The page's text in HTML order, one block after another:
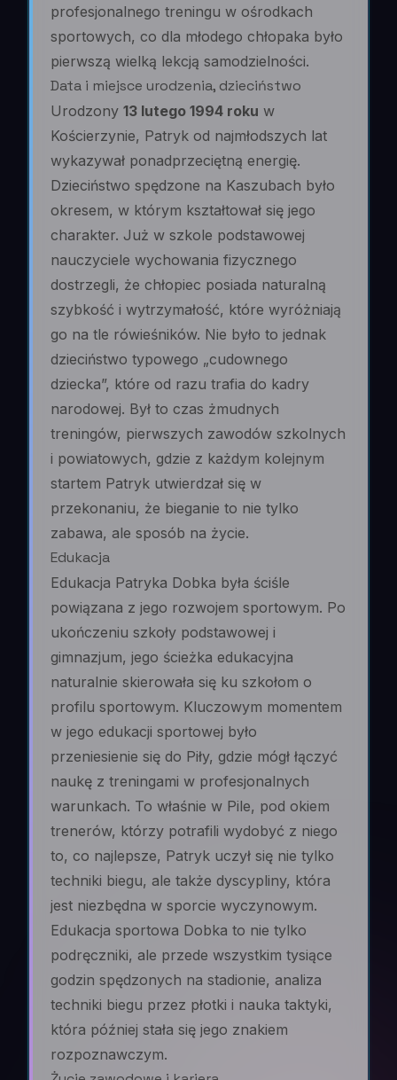
profesjonalnego treningu w ośrodkach
sportowych, co dla młodego chłopaka było
pierwszą wielką lekcją samodzielności.
Data i miejsce urodzenia, dzieciństwo
Urodzony 13 lutego 1994 roku w
Kościerzynie, Patryk od najmłodszych lat
wykazywał ponadprzeciętną energię.
Dzieciństwo spędzone na Kaszubach było
okresem, w którym kształtował się jego
charakter. Już w szkole podstawowej
nauczyciele wychowania fizycznego
dostrzegli, że chłopiec posiada naturalną
szybkość i wytrzymałość, które wyróżniają
go na tle rówieśników. Nie było to jednak
dzieciństwo typowego „cudownego
dziecka”, które od razu trafia do kadry
narodowej. Był to czas żmudnych
treningów, pierwszych zawodów szkolnych
i powiatowych, gdzie z każdym kolejnym
startem Patryk utwierdzał się w
przekonaniu, że bieganie to nie tylko
zabawa, ale sposób na życie.
Edukacja
Edukacja Patryka Dobka była ściśle
powiązana z jego rozwojem sportowym. Po
ukończeniu szkoły podstawowej i
gimnazjum, jego ścieżka edukacyjna
naturalnie skierowała się ku szkołom o
profilu sportowym. Kluczowym momentem
w jego edukacji sportowej było
przeniesienie się do Piły, gdzie mógł łączyć
naukę z treningami w profesjonalnych
warunkach. To właśnie w Pile, pod okiem
trenerów, którzy potrafili wydobyć z niego
to, co najlepsze, Patryk uczył się nie tylko
techniki biegu, ale także dyscypliny, która
jest niezbędna w sporcie wyczynowym.
Edukacja sportowa Dobka to nie tylko
podręczniki, ale przede wszystkim tysiące
godzin spędzonych na stadionie, analiza
techniki biegu przez płotki i nauka taktyki,
która później stała się jego znakiem
rozpoznawczym.